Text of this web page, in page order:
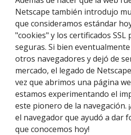
Netscape también introdujo
que consideramos estándar
"cookies" y los certificados SSL
seguras. Si bien
otros navegadores y dejó de
mercado, el legado de
vez que abrimos una página
estamos experimentando el
este pionero de la navegación.
el navegador que ayudó a dar
que conocemos hoy!